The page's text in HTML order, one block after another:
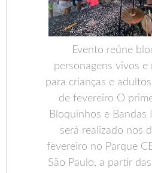
Evento reúne
personagens vivos e
para crianças e
de fevereiro O
Bloquinhos e Bandas
será realizado nos
fevereiro no Parque
São Paulo, a partir